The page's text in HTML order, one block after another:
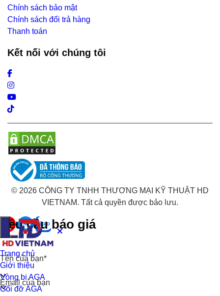
Chính sách bảo mật
Chính sách đổi trả hàng
Thanh toán
Kết nối với chúng tôi
Facebook
Instagram
Youtube
Tiktok
© 2026 CÔNG TY TNHH THƯƠNG MẠI KỸ THUẬT HD
VIETNAM. Tất cả quyền được bảo lưu.
Yêu cầu báo giá
Tên của bạn*
Email của bạn
Trang chủ
Giới thiệu
Vòng bi AGA
Gối đỡ AGA